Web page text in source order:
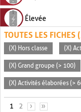
Élevée
TOUTES LES FICHES
(X) Hors classe (X)
(X) Grand groupe (> 100)
(X) Activités élaborées (>
PAGES
1 2 › »